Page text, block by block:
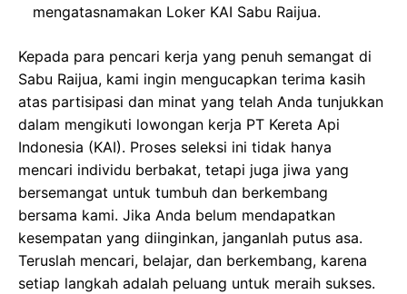
mengatasnamakan Loker KAI Sabu Raijua.
Kepada para pencari kerja yang penuh semangat di
Sabu Raijua, kami ingin mengucapkan terima kasih
atas partisipasi dan minat yang telah Anda tunjukkan
dalam mengikuti lowongan kerja PT Kereta Api
Indonesia (KAI). Proses seleksi ini tidak hanya
mencari individu berbakat, tetapi juga jiwa yang
bersemangat untuk tumbuh dan berkembang
bersama kami. Jika Anda belum mendapatkan
kesempatan yang diinginkan, janganlah putus asa.
Teruslah mencari, belajar, dan berkembang, karena
setiap langkah adalah peluang untuk meraih sukses.